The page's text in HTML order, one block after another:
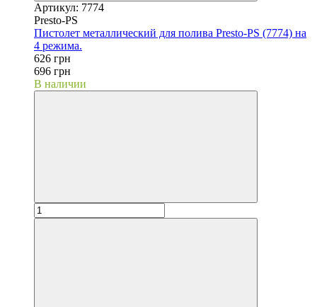
Артикул: 7774
Presto-PS
Пистолет металлический для полива Presto-PS (7774) на
4 режима.
626 грн
696 грн
В наличии